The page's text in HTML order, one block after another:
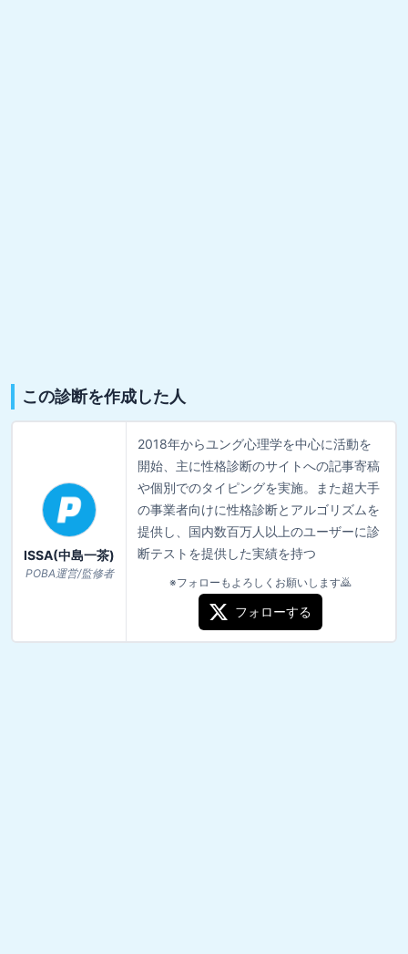
この診断を作成した人
ISSA(中島一茶)
POBA運営/監修者
2018年からユング心理学を中心に活動を
開始、主に性格診断のサイトへの記事寄稿
や個別でのタイピングを実施。また超大手
の事業者向けに性格診断とアルゴリズムを
提供し、国内数百万人以上のユーザーに診
断テストを提供した実績を持つ
※フォローもよろしくお願いします🙇
フォローする